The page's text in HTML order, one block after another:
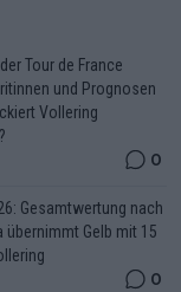
Tour de France
und Prognosen
Vollering
0
Gesamtwertung nach
übernimmt Gelb mit 15
0